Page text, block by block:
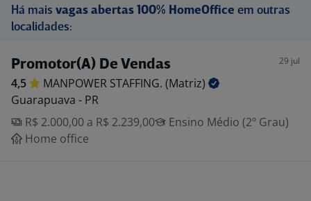
Há mais vagas abertas 100% HomeOffice em outras
localidades:
Promotor(A) De Vendas 29 jul
4,5 MANPOWER STAFFING. (Matriz)
Guarapuava - PR
R$ 2.000,00 a R$ 2.239,00
Ensino Médio (2º Grau)
Home office